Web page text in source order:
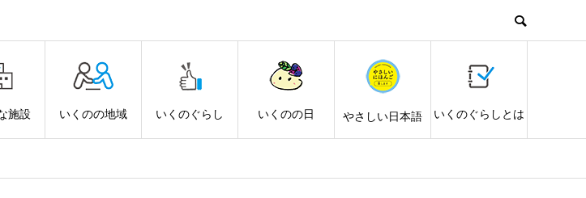
施設 いくのの地域 いくのぐらし いくのの日 やさしい日本語 いくのぐらしとは